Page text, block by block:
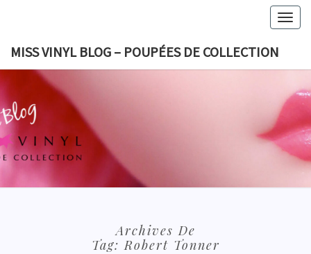
content
MISS VINYL BLOG – POUPÉES DE COLLECTION
MISS
BLOG
Archives De
Tag:Robert Tonner